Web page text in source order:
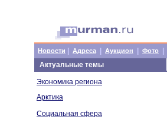
Новости Адреса Аукцион Фото
Актуальные темы
Экономика региона
Арктика
Социальная сфера